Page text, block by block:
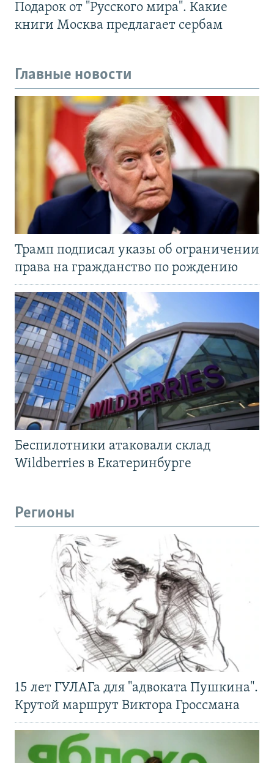
Подарок от "Русского мира". Какие
книги Москва предлагает сербам
Главные новости
Трамп подписал указы об ограничении
права на гражданство по рождению
Беспилотники атаковали склад
Wildberries в Екатеринбурге
Регионы
15 лет ГУЛАГа для "адвоката Пушкина".
Крутой маршрут Виктора Гроссмана